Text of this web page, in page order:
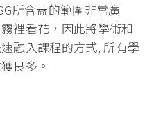
所含蓋的範圍非常廣
裡看花，因此將學術和
融入課程的方式, 所有學
良多。